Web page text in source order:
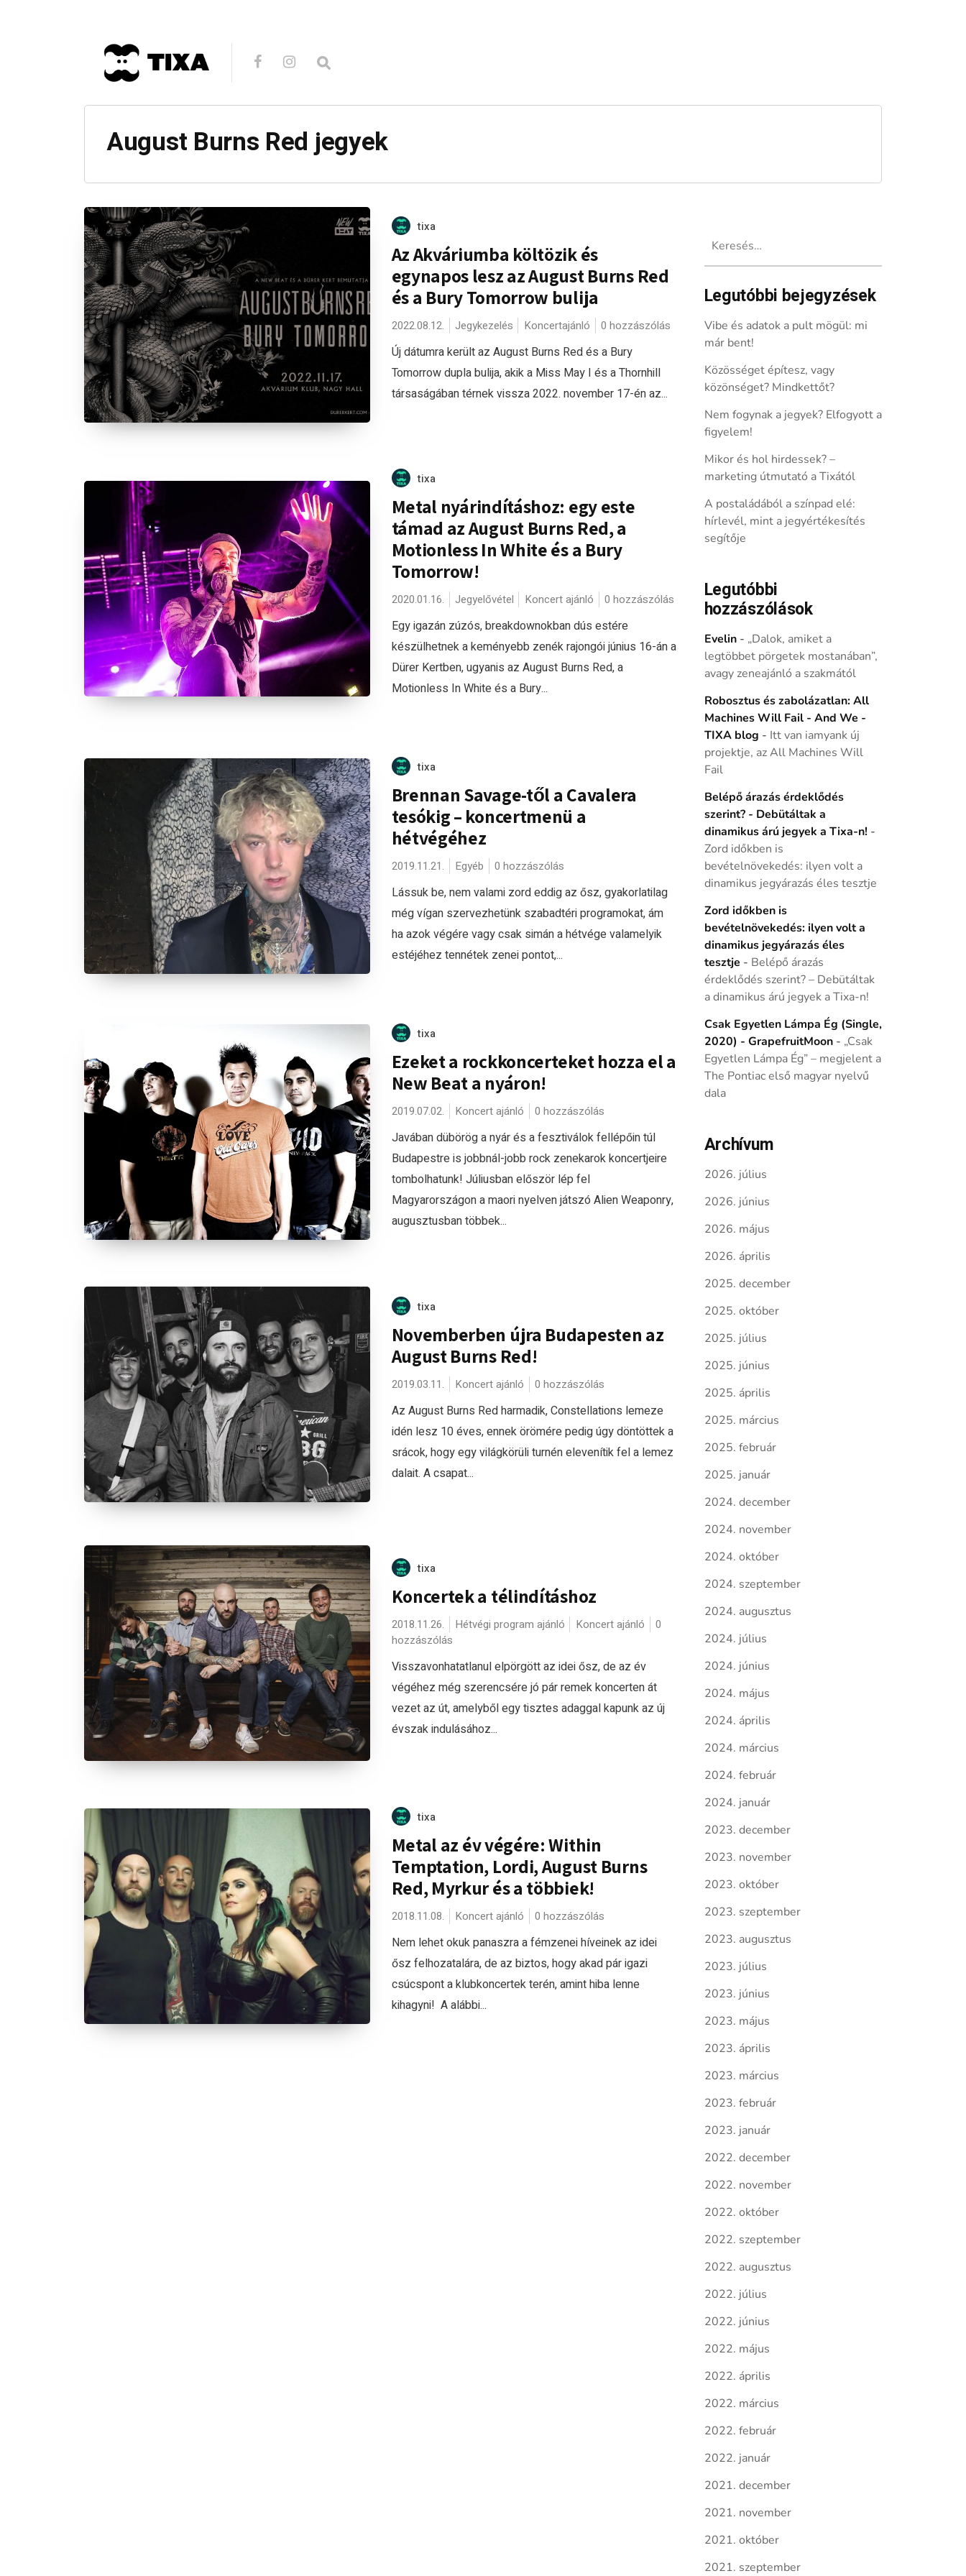
August Burns Red jegyek
tixa
Az Akváriumba költözik és
egynapos lesz az August Burns Red
és a Bury Tomorrow bulija
2022.08.12. Jegykezelés Koncertajánló 0 hozzászólás
Új dátumra került az August Burns Red és a Bury
Tomorrow dupla bulija, akik a Miss May I és a Thornhill
társaságában térnek vissza 2022. november 17-én az...
tixa
Metal nyárindításhoz: egy este
támad az August Burns Red, a
Motionless In White és a Bury
Tomorrow!
2020.01.16. Jegyelővétel Koncert ajánló 0 hozzászólás
Egy igazán zúzós, breakdownokban dús estére
készülhetnek a keményebb zenék rajongói június 16-án a
Dürer Kertben, ugyanis az August Burns Red, a
Motionless In White és a Bury...
tixa
Brennan Savage-től a Cavalera
tesókig – koncertmenü a
hétvégéhez
2019.11.21. Egyéb 0 hozzászólás
Lássuk be, nem valami zord eddig az ősz, gyakorlatilag
még vígan szervezhetünk szabadtéri programokat, ám
ha azok végére vagy csak simán a hétvége valamelyik
estéjéhez tennétek zenei pontot,...
tixa
Ezeket a rockkoncerteket hozza el a
New Beat a nyáron!
2019.07.02. Koncert ajánló 0 hozzászólás
Javában dübörög a nyár és a fesztiválok fellépőin túl
Budapestre is jobbnál-jobb rock zenekarok koncertjeire
tombolhatunk! Júliusban először lép fel
Magyarországon a maori nyelven játszó Alien Weaponry,
augusztusban többek...
tixa
Novemberben újra Budapesten az
August Burns Red!
2019.03.11. Koncert ajánló 0 hozzászólás
Az August Burns Red harmadik, Constellations lemeze
idén lesz 10 éves, ennek örömére pedig úgy döntöttek a
srácok, hogy egy világkörüli turnén elevenítik fel a lemez
dalait. A csapat...
tixa
Koncertek a télindításhoz
2018.11.26. Hétvégi program ajánló Koncert ajánló
0
hozzászólás
Visszavonhatatlanul elpörgött az idei ősz, de az év
végéhez még szerencsére jó pár remek koncerten át
vezet az út, amelyből egy tisztes adaggal kapunk az új
évszak indulásához...
tixa
Metal az év végére: Within
Temptation, Lordi, August Burns
Red, Myrkur és a többiek!
2018.11.08. Koncert ajánló 0 hozzászólás
Nem lehet okuk panaszra a fémzenei híveinek az idei
ősz felhozatalára, de az biztos, hogy akad pár igazi
csúcspont a klubkoncertek terén, amint hiba lenne
kihagyni! A alábbi...
Legutóbbi bejegyzések
Vibe és adatok a pult mögül: mi
már bent!
Közösséget építesz, vagy
közönséget? Mindkettőt?
Nem fogynak a jegyek? Elfogyott a
figyelem!
Mikor és hol hirdessek? –
marketing útmutató a Tixától
A postaládából a színpad elé:
hírlevél, mint a jegyértékesítés
segítője
Legutóbbi
hozzászólások
Evelin- „Dalok, amiket a
legtöbbet pörgetek mostanában”,
avagy zeneajánló a szakmától
Robosztus és zabolázatlan: All
Machines Will Fail - And We -
TIXA blog - Itt van iamyank új
projektje, az All Machines Will
Fail
Belépő árazás érdeklődés
szerint? - Debütáltak a
dinamikus árú jegyek a Tixa-n! -
Zord időkben is
bevételnövekedés: ilyen volt a
dinamikus jegyárazás éles tesztje
Zord időkben is
bevételnövekedés: ilyen volt a
dinamikus jegyárazás éles
tesztje - Belépő árazás
érdeklődés szerint? – Debütáltak
a dinamikus árú jegyek a Tixa-n!
Csak Egyetlen Lámpa Ég (Single,
2020) - GrapefruitMoon- „Csak
Egyetlen Lámpa Ég” – megjelent a
The Pontiac első magyar nyelvű
dala
Archívum
2026. július
2026. június
2026. május
2026. április
2025. december
2025. október
2025. július
2025. június
2025. április
2025. március
2025. február
2025. január
2024. december
2024. november
2024. október
2024. szeptember
2024. augusztus
2024. július
2024. június
2024. május
2024. április
2024. március
2024. február
2024. január
2023. december
2023. november
2023. október
2023. szeptember
2023. augusztus
2023. július
2023. június
2023. május
2023. április
2023. március
2023. február
2023. január
2022. december
2022. november
2022. október
2022. szeptember
2022. augusztus
2022. július
2022. június
2022. május
2022. április
2022. március
2022. február
2022. január
2021. december
2021. november
2021. október
2021. szeptember